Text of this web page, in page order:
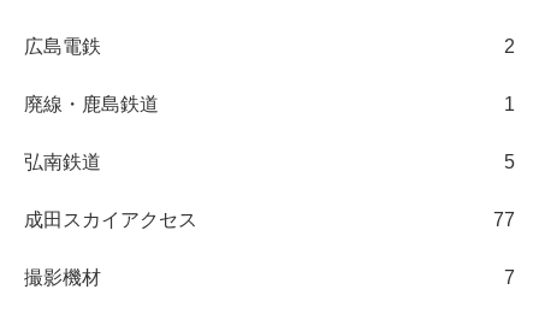
広島電鉄 2
廃線・鹿島鉄道 1
弘南鉄道 5
成田スカイアクセス 77
撮影機材 7